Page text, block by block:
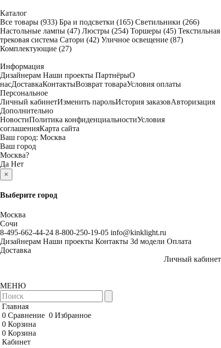
Каталог
Все товары (933) Бра и подсветки (165) Светильники (266)
Настольные лампы (47) Люстры (254) Торшеры (45) Текстильная
трековая система Сатори (42) Уличное освещение (87)
Комплектующие (27)
Информация
Дизайнерам Наши проекты ПартнёрыО
насДоставкаКонтактыВозврат товараУсловия оплаты
Персональное
Личный кабинетИзменить парольИстория заказовАвторизация
Дополнительно
НовостиПолитика конфиденциальностиУсловия
соглашенияКарта сайта
Ваш город: Москва
Ваш город
Москва?
Да Нет
×
Выберите город
Москва
Сочи
8-495-662-44-24 8-800-250-19-05 info@kinklight.ru
Дизайнерам Наши проекты Контакты 3d модели Оплата
Доставка
Личный кабинет
МЕНЮ
Главная
0 Сравнение 0 Избранное
0 Корзина
0 Корзина
Кабинет